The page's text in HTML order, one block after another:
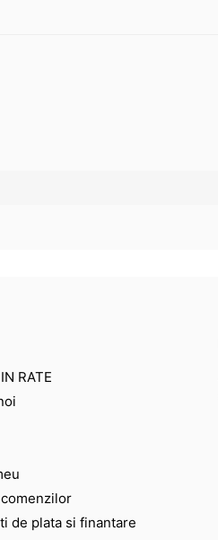
RATE
de plata si finantare